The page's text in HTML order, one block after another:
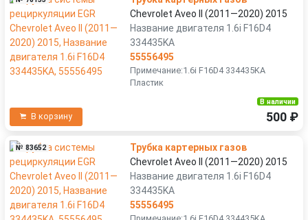
Chevrolet Aveo II (2011—2020) 2015
Название двигателя 1.6i F16D4
334435KA
55556495
Примечание:1.6i F16D4 334435KA
Пластик
В корзину
В наличии
500 ₽
№ 83652
Трубка картерных газов
Chevrolet Aveo II (2011—2020) 2015
Название двигателя 1.6i F16D4
334435KA
55556495